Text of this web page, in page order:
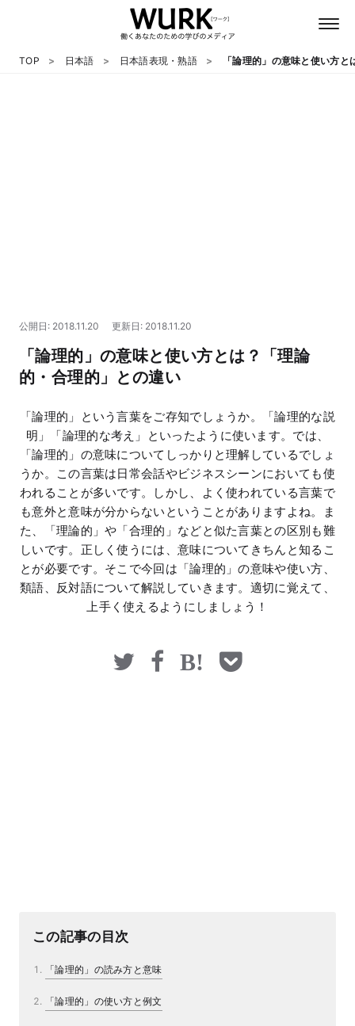
マネー
TOP 日本語 日本語表現・熟語 「論理的」の意味と使い方
公開日: 2018.11.20 更新日: 2018.11.20
「論理的」の意味と使い方とは？「理論
的・合理的」との違い
「論理的」という言葉をご存知でしょうか。「論理的な説
明」「論理的な考え」といったように使います。では、
「論理的」の意味についてしっかりと理解しているでしょ
うか。この言葉は日常会話やビジネスシーンにおいても使
われることが多いです。しかし、よく使われている言葉で
も意外と意味が分からないということがありますよね。ま
た、「理論的」や「合理的」などと似た言葉との区別も難
しいです。正しく使うには、意味についてきちんと知るこ
とが必要です。そこで今回は「論理的」の意味や使い方、
類語、反対語について解説していきます。適切に覚えて、
上手く使えるようにしましょう！
この記事の目次
「論理的」の読み方と意味
「論理的」の使い方と例文